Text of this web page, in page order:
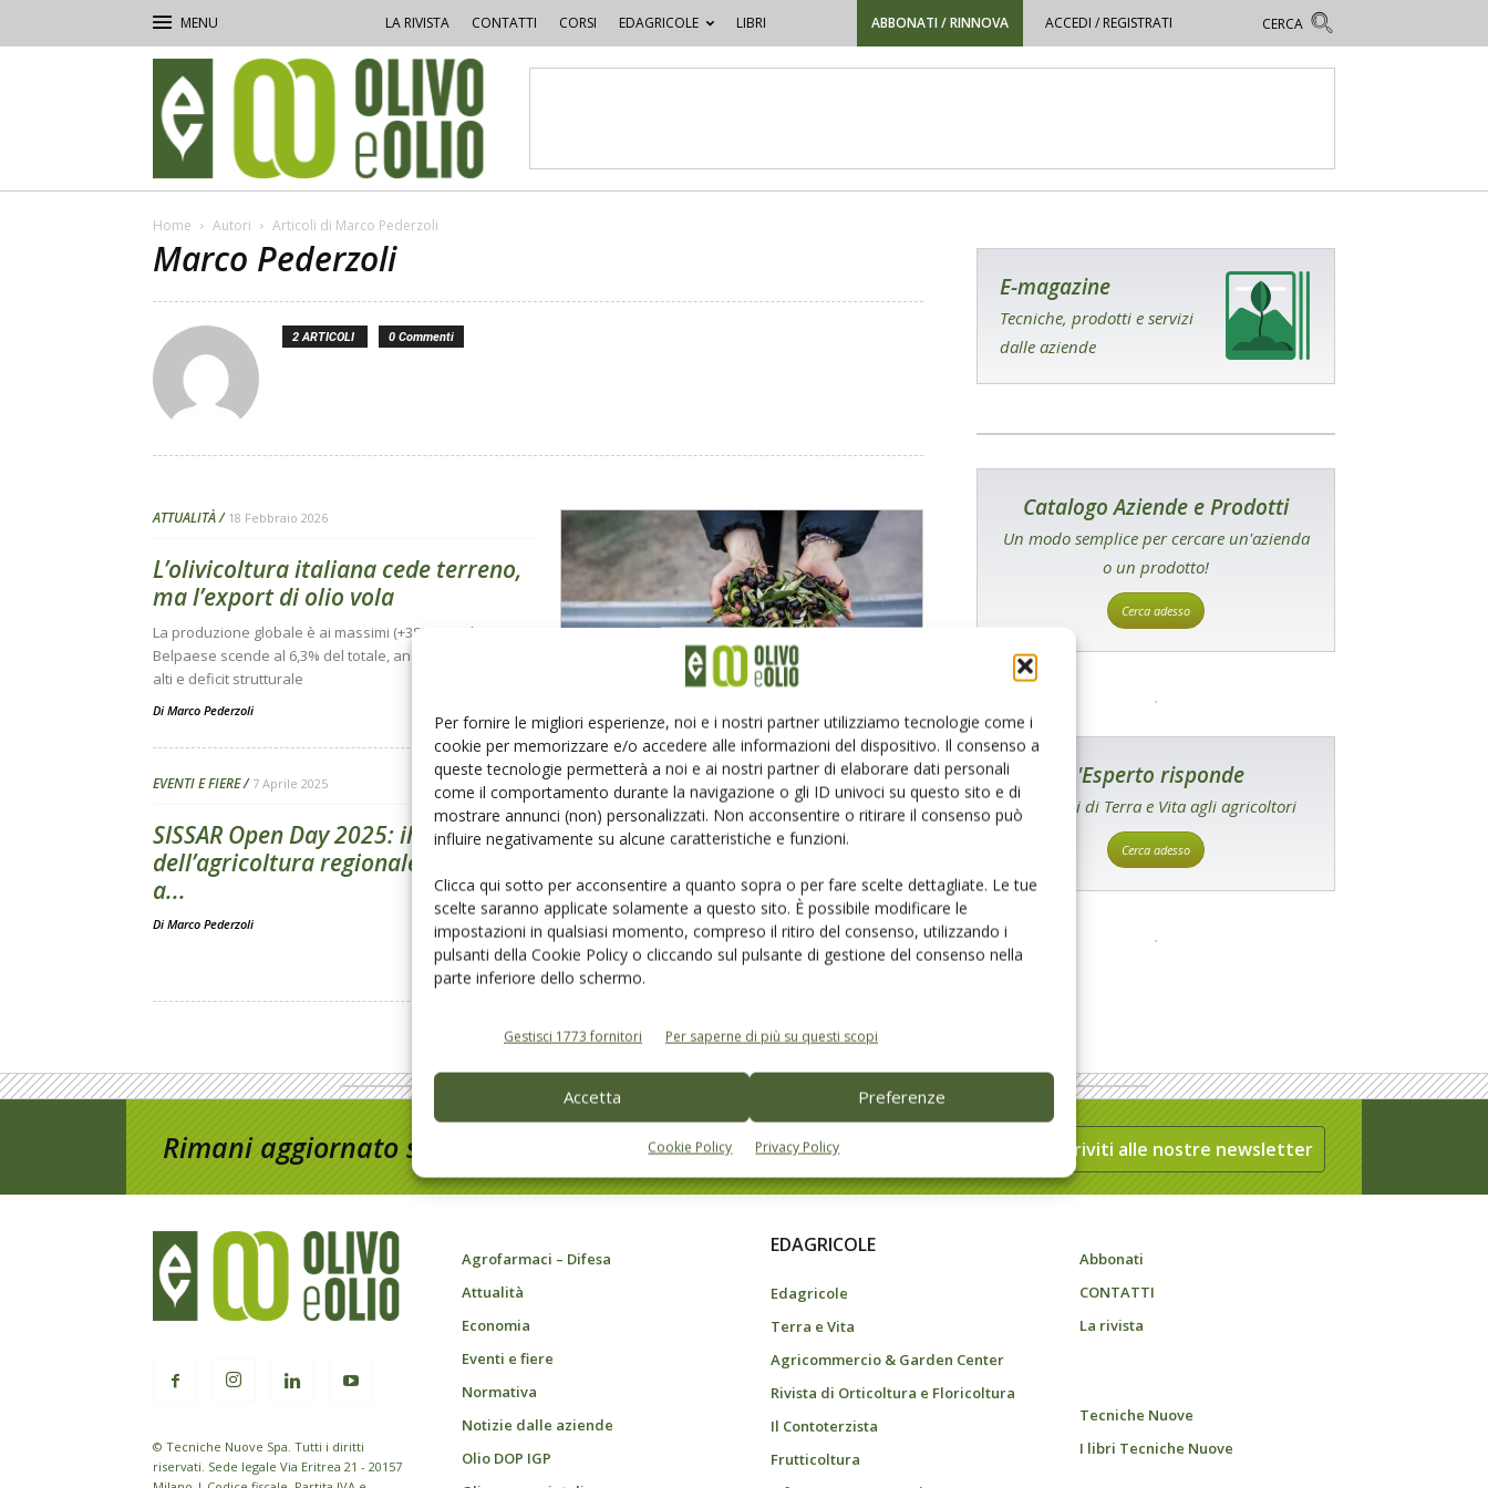
Per fornire le migliori esperienze, noi e i nostri partner utilizziamo tecnologie come i
cookie per memorizzare e/o accedere alle informazioni del dispositivo. Il consenso a
queste tecnologie permetterà a noi e ai nostri partner di elaborare dati personali
come il comportamento durante la navigazione o gli ID univoci su questo sito e di
mostrare annunci (non) personalizzati. Non acconsentire o ritirare il consenso può
influire negativamente su alcune caratteristiche e funzioni.
Clicca qui sotto per acconsentire a quanto sopra o per fare scelte dettagliate. Le tue
scelte saranno applicate solamente a questo sito. È possibile modificare le
impostazioni in qualsiasi momento, compreso il ritiro del consenso, utilizzando i
pulsanti della Cookie Policy o cliccando sul pulsante di gestione del consenso nella
parte inferiore dello schermo.
Gestisci 1773 fornitori Per saperne di più su questi scopi
Accetta Preferenze
Cookie Policy Privacy Policy
LA RIVISTA CONTATTI CORSI EDAGRICOLE LIBRI ABBONATI / RINNOVA ACCEDI / REGISTRATI
e
Olio
Home Autori Articoli di Marco Pederzoli
Marco Pederzoli
2 ARTICOLI 0 Commenti
ATTUALITÀ 18 Febbraio 2026
L’olivicoltura italiana cede terreno,
ma l’export di olio vola
La produzione globale è ai massimi (+38%), ma il
Belpaese scende al 6,3% del totale, anche per prezzi più
alti e deficit strutturale
Di Marco Pederzoli
EVENTI E FIERE 7 Aprile 2025
SISSAR Open Day 2025: il futuro
dell’agricoltura regionale si ritrova
a...
Di Marco Pederzoli
E-magazine
Tecniche, prodotti e servizi
dalle aziende
Catalogo Aziende e Prodotti
Un modo semplice per cercare un'azienda
o un prodotto!
Cerca adesso
L'Esperto risponde
I consigli di Terra e Vita agli agricoltori
Cerca adesso
Rimani aggiornato sul mondo dell’agricoltura Iscriviti alle nostre newsletter
© Tecniche Nuove Spa. Tutti i diritti
riservati. Sede legale Via Eritrea 21 - 20157
Agrofarmaci – Difesa
Attualità
Economia
Eventi e fiere
Normativa
Notizie dalle aziende
Olio DOP IGP
EDAGRICOLE
Edagricole
Terra e Vita
Agricommercio & Garden Center
Rivista di Orticoltura e Floricoltura
Il Contoterzista
Frutticoltura
Abbonati
CONTATTI
La rivista
Tecniche Nuove
I libri Tecniche Nuove